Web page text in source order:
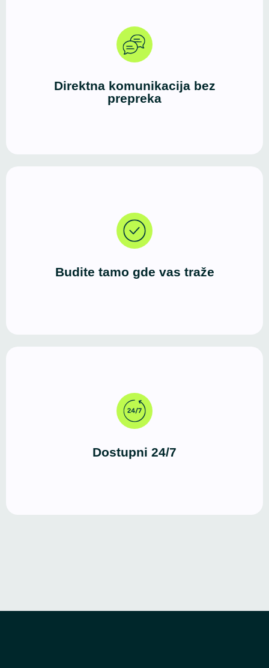
Direktna komunikacija bez
prepreka
Dobar dizajn i čista struktura poruka stvaraju brz i
suvišnih koraka i lutanja.
Budite tamo gde vas traže
Danas većina korisnika započinje potragu za
uslugama, proizvodima ili informacijama upravo
putem interneta.
Dostupni 24/7
Za razliku od fizičkog prostora, WordPress sajt radi
neprekidno. Vašu ponudu mogu da istraže u bilo
koje vreme, sa bilo kog uređaja.